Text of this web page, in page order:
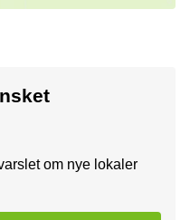
om nye lokaler